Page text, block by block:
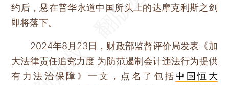
约后，悬在普华永道中国所头上的达摩克利斯之剑
即将落下。
2024年8月23日，财政部监督评价局发表《加
大法律责任追究力度 为防范遏制会计违法行为提供
有力法治保障》一文，点名了包括中国恒大